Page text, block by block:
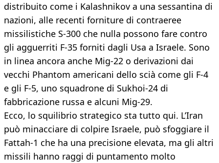
distribuito come i Kalashnikov a una sessantina di
nazioni, alle recenti forniture di contraeree
missilistiche S-300 che nulla possono fare contro
gli agguerriti F-35 forniti dagli Usa a Israele. Sono
in linea ancora anche Mig-22 o derivazioni dai
vecchi Phantom americani dello scià come gli F-4
e gli F-5, uno squadrone di Sukhoi-24 di
fabbricazione russa e alcuni Mig-29.
Ecco, lo squilibrio strategico sta tutto qui. L’Iran
può minacciare di colpire Israele, può sfoggiare il
Fattah-1 che ha una precisione elevata, ma gli altri
missili hanno raggi di puntamento molto